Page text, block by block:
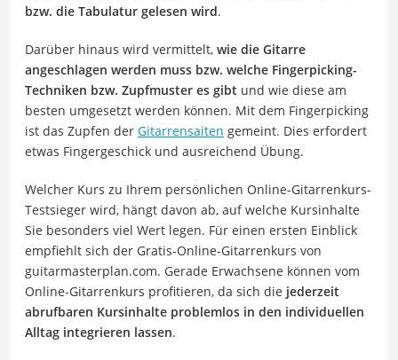
bzw. die Tabulatur gelesen wird.
Darüber hinaus wird vermittelt, wie die Gitarre
angeschlagen werden muss bzw. welche Fingerpicking-
Techniken bzw. Zupfmuster es gibt und wie diese am
besten umgesetzt werden können. Mit dem Fingerpicking
ist das Zupfen der Gitarrensaiten gemeint. Dies erfordert
etwas Fingergeschick und ausreichend Übung.
Welcher Kurs zu Ihrem persönlichen Online-Gitarrenkurs-
Testsieger wird, hängt davon ab, auf welche Kursinhalte
Sie besonders viel Wert legen. Für einen ersten Einblick
empfiehlt sich der Gratis-Online-Gitarrenkurs von
guitarmasterplan.com. Gerade Erwachsene können vom
Online-Gitarrenkurs profitieren, da sich die jederzeit
abrufbaren Kursinhalte problemlos in den individuellen
Alltag integrieren lassen.